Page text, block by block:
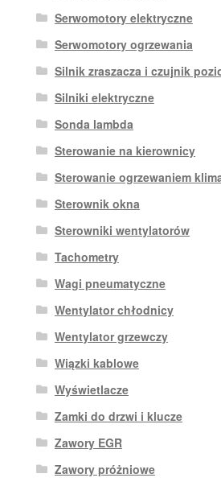
Serwomotory elektryczne
Serwomotory ogrzewania
Silnik zraszacza i czujnik
Silniki elektryczne
Sonda lambda
Sterowanie na kierownicy
Sterowanie ogrzewaniem
Sterownik okna
Sterowniki wentylatorów
Tachometry
Wagi pneumatyczne
Wentylator chłodnicy
Wentylator grzewczy
Wiązki kablowe
Wyświetlacze
Zamki do drzwi i klucze
Zawory EGR
Zawory próżniowe